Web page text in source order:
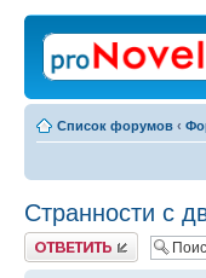
Список форумов ‹
Странности с
Ответить